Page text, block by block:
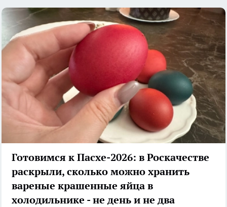
Готовимся к Пасхе-2026: в Роскачестве
раскрыли, сколько можно хранить
вареные крашенные яйца в
холодильнике - не день и не два